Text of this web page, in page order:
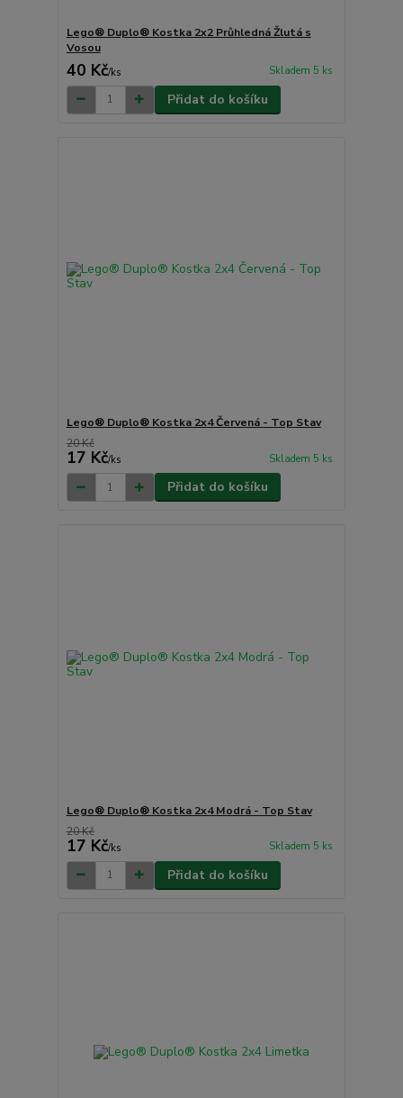
Lego® Duplo® Kostka 2x2 Průhledná Žlutá s
Vosou
40 Kč/ks Skladem 5 ks
Přidat do košíku
Lego® Duplo® Kostka 2x4 Červená - Top Stav
20 Kč
17 Kč/ks Skladem 5 ks
Přidat do košíku
Lego® Duplo® Kostka 2x4 Modrá - Top Stav
20 Kč
17 Kč/ks Skladem 5 ks
Přidat do košíku